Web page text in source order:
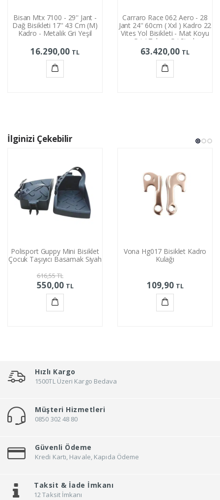
Bisan Mtx 7100 - 29'' Jant -
Dağ Bisikleti 17'' 43 Cm (M)
Kadro - Metalik Gri Yeşil
16.290,00 TL
Carraro Race 062 Aero - 28
Jant 24'' 60cm ( Xxl ) Kadro 22
Vites Yol Bisikleti - Mat Koyu
Gri / Tekno Gri Siyah
63.420,00 TL
İlginizi Çekebilir
Polisport Guppy Mini Bisiklet
Çocuk Taşıyıcı Basamak Siyah
616,55TL
550,00 TL
Vona Hg017 Bisiklet Kadro
Kulağı
109,90 TL
Hızlı Kargo
1500TL Üzeri Kargo Bedava
Müşteri Hizmetleri
0850 302 48 80
Güvenli Ödeme
Kredi Kartı, Havale, Kapıda Ödeme
Taksit & İade İmkanı
12 Taksit İmkanı